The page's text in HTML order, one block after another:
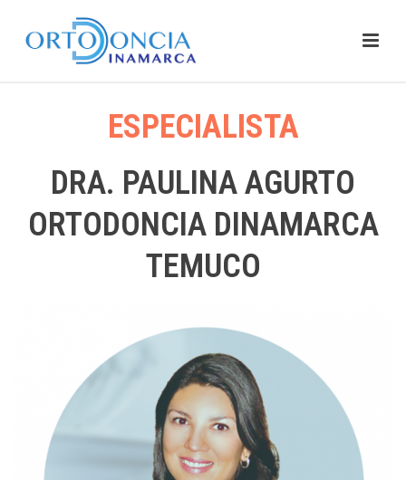
ESPECIALISTA
DRA. PAULINA AGURTO
ORTODONCIA DINAMARCA
TEMUCO